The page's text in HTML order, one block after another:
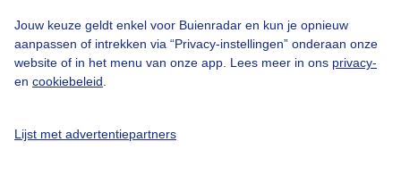
Jouw keuze geldt enkel voor Buienradar en kun je opnieuw
aanpassen of intrekken via “Privacy-instellingen” onderaan onze
website of in het menu van onze app. Lees meer in ons privacy-
en cookiebeleid
Lijst met advertentiepartners
Buienradar